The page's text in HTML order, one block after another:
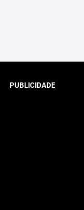
PUBLICIDADE